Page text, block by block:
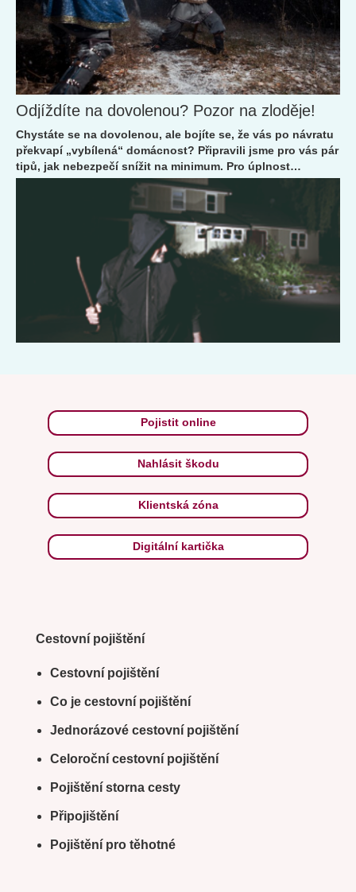
Odjíždíte na dovolenou? Pozor na zloděje!
Chystáte se na dovolenou, ale bojíte se, že vás po návratu
překvapí „vybílená“ domácnost? Připravili jsme pro vás pár
tipů, jak nebezpečí snížit na minimum. Pro úplnost
přidáváme ještě pár užitečných rad, jak ochránit...
Pojistit online
Nahlásit škodu
Klientská zóna
Digitální kartička
Cestovní pojištění
Cestovní pojištění
Co je cestovní pojištění
Jednorázové cestovní pojištění
Celoroční cestovní pojištění
Pojištění storna cesty
Připojištění
Pojištění pro těhotné